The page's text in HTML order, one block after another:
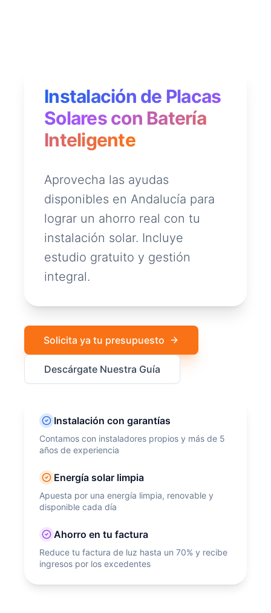
Instalación de Placas
Solares con Batería
Inteligente
Aprovecha las ayudas
disponibles en Andalucía para
lograr un ahorro real con tu
instalación solar. Incluye
estudio gratuito y gestión
integral.
Solicita ya tu presupuesto
Descárgate Nuestra Guía
Instalación con garantías
Contamos con instaladores propios y más de 5
años de experiencia
Energía solar limpia
Apuesta por una energía limpia, renovable y
disponible cada día
Ahorro en tu factura
Reduce tu factura de luz hasta un 70% y recibe
ingresos por los excedentes